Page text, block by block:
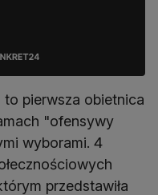
pierwsza obietnica
"ofensywy
wyborami. 4
przedstawiła